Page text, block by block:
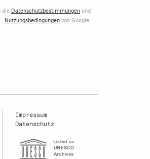
die Datenschutzbestimmungen und
Nutzungsbedingungenvon Google.
Impressum
Datenschutz